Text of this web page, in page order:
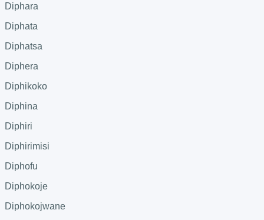
Diphara
Diphata
Diphatsa
Diphera
Diphikoko
Diphina
Diphiri
Diphirimisi
Diphofu
Diphokoje
Diphokojwane